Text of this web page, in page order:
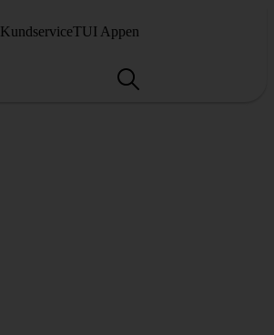
KundserviceTUI Appen